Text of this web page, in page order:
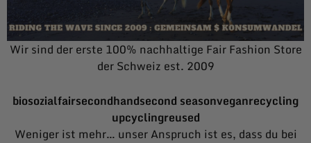
Wir sind der erste 100% nachhaltige Fair Fashion Store
der Schweiz est. 2009
biosozialfairsecondhandsecond seasonveganrecycling
upcyclingreused
Weniger ist mehr… unser Anspruch ist es, dass du bei